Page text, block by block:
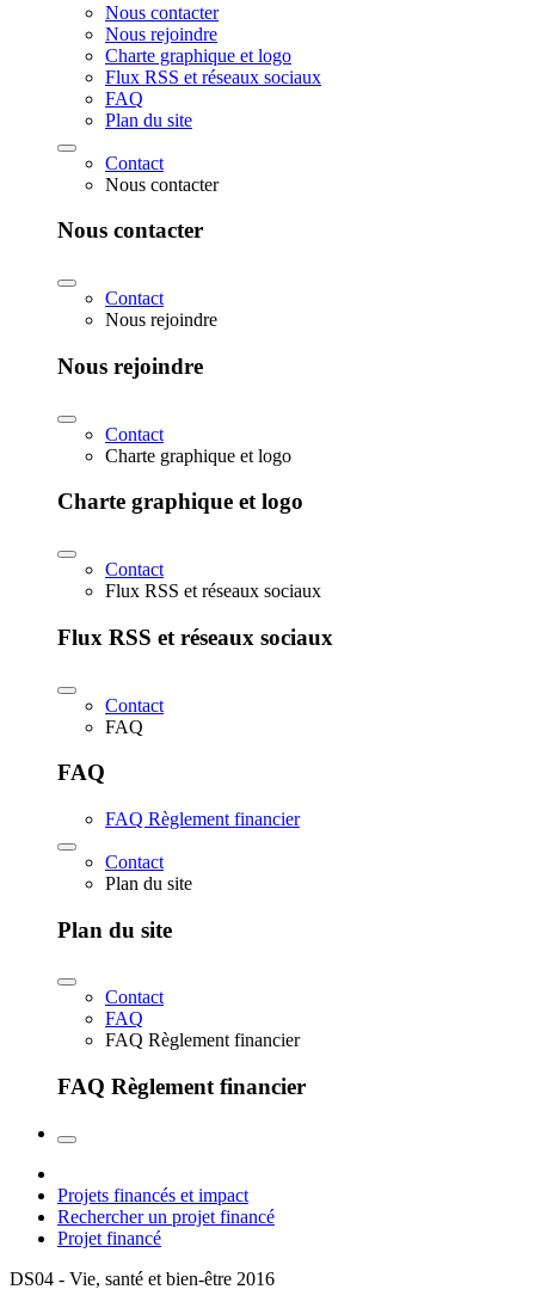
Nous contacter
Nous rejoindre
Charte graphique et logo
Flux RSS et réseaux sociaux
FAQ
Plan du site
Contact
Nous contacter
Nous contacter
Contact
Nous rejoindre
Nous rejoindre
Contact
Charte graphique et logo
Charte graphique et logo
Contact
Flux RSS et réseaux sociaux
Flux RSS et réseaux sociaux
Contact
FAQ
FAQ
FAQ Règlement financier
Contact
Plan du site
Plan du site
Contact
FAQ
FAQ Règlement financier
FAQ Règlement financier
Projets financés et impact
Rechercher un projet financé
Projet financé
DS04 - Vie, santé et bien-être 2016